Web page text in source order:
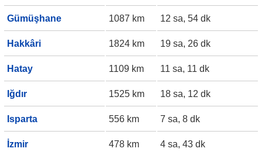
Gümüşhane 1087 km 12 sa, 54 dk
Hakkâri 1824 km 19 sa, 26 dk
Hatay 1109 km 11 sa, 11 dk
Iğdır 1525 km 18 sa, 12 dk
Isparta 556 km 7 sa, 8 dk
İzmir 478 km 4 sa, 43 dk